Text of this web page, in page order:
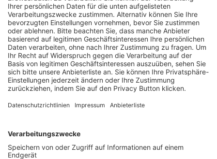
Trainerausbildung
Schulungsangebot Vereinsmitarbeiter
BFV-Geschäftsstellen
Trainerbörse
Login SpielPlus
FOLGE DEM BFV
TOP-VEREINE